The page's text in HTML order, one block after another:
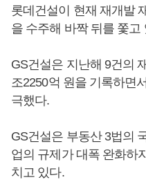
롯데건설이 현재 재개발
을 수주해 바짝 뒤를 쫓고
GS건설은 지난해 9건의
조2250억 원을 기록하면
극했다.
GS건설은 부동산 3법의
업의 규제가 대폭 완화하
치고 있다.